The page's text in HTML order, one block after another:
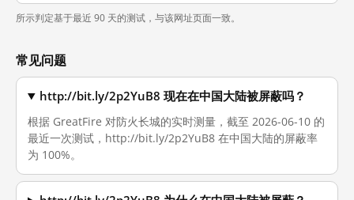
所示判定基于最近 90 天的测试，与该网址页面一致。
常见问题
http://bit.ly/2p2YuB8 现在在中国大陆被屏蔽吗？
根据 GreatFire 对防火长城的实时测量，截至 2026-06-10 的
最近一次测试，http://bit.ly/2p2YuB8 在中国大陆的屏蔽率
为 100%。